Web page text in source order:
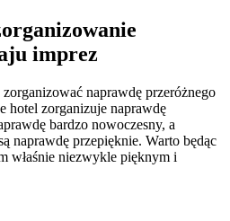
imprez
naprawdę przeróżnego
hotel zorganizuje naprawdę
bardzo nowoczesny, a
naprawdę przepięknie. Warto będąc
właśnie niezwykle pięknym i